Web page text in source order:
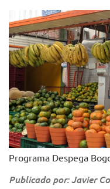
Programa Despega
Publicado por: Javier